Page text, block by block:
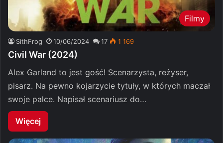
Filmy
SithFrog 10/06/2024 17 1 169
Civil War (2024)
Alex Garland to jest gość! Scenarzysta, reżyser,
pisarz. Na pewno kojarzycie tytuły, w których maczał
swoje palce. Napisał scenariusz do…
Więcej